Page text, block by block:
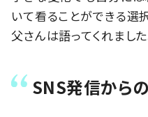
いて看ることができる選
父さんは語ってくれました
SNS発信から